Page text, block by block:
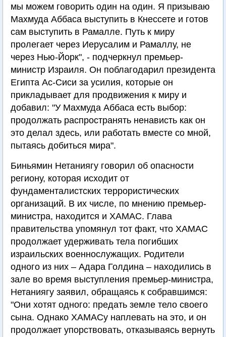
мы можем говорить один на один. Я призываю
Махмуда Аббаса выступить в Кнессете и готов
сам выступить в Рамалле. Путь к миру
пролегает через Иерусалим и Рамаллу, не
через Нью-Йорк", - подчеркнул премьер-
министр Израиля. Он поблагодарил президента
Египта Ас-Сиси за усилия, которые он
прикладывает для продвижения к миру и
добавил: "У Махмуда Аббаса есть выбор:
продолжать распространять ненависть как он
это делал здесь, или работать вместе со мной,
пытаясь добиться мира".
Биньямин Нетаниягу говорил об опасности
региону, которая исходит от
фундаменталистских террористических
организаций. В их числе, по мнению премьер-
министра, находится и ХАМАС. Глава
правительства упомянул тот факт, что ХАМАС
продолжает удерживать тела погибших
израильских военнослужащих. Родители
одного из них – Адара Голдина – находились в
зале во время выступления премьер-министра,
Нетаниягу заявил, обращаясь к собравшимся:
"Они хотят одного: предать земле тело своего
сына. Однако ХАМАСу наплевать на это, и он
продолжает упорствовать, отказываясь вернуть